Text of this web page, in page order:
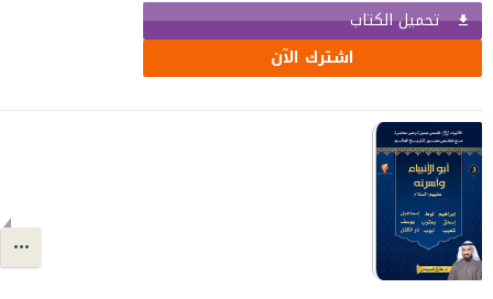
تحميل الكتاب
اشترك الآن